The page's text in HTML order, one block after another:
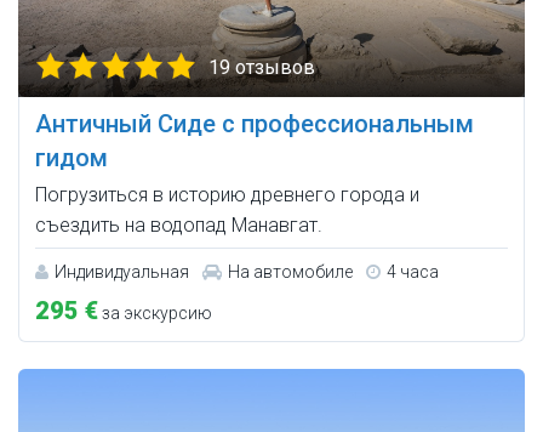
19 отзывов
Античный Сиде с профессиональным
гидом
Погрузиться в историю древнего города и
съездить на водопад Манавгат.
Индивидуальная На автомобиле 4 часа
295 €за экскурсию